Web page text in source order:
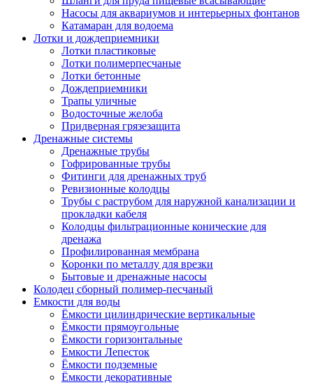
Насосы для аквариумов и интерьерных фонтанов
Катамаран для водоема
Лотки и дождеприемники
Лотки пластиковые
Лотки полимерпесчаные
Лотки бетонные
Дождеприемники
Трапы уличные
Водосточные желоба
Придверная грязезащита
Дренажные системы
Дренажные трубы
Гофрированные трубы
Фитинги для дренажных труб
Ревизионные колодцы
Трубы с раструбом для наружной канализации и
прокладки кабеля
Колодцы фильтрационные конические для
дренажа
Профилированная мембрана
Коронки по металлу для врезки
Бытовые и дренажные насосы
Колодец сборный полимер-песчаный
Емкости для воды
Ёмкости цилиндрические вертикальные
Ёмкости прямоугольные
Ёмкости горизонтальные
Емкости Лепесток
Ёмкости подземные
Ёмкости декоративные